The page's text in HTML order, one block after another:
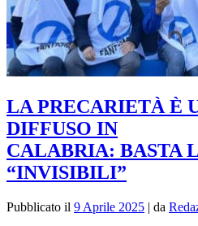
LA PRECARIETÀ È
DIFFUSO IN
CALABRIA: BASTA
“INVISIBILI”
Pubblicato il 9 Aprile 2025 | da